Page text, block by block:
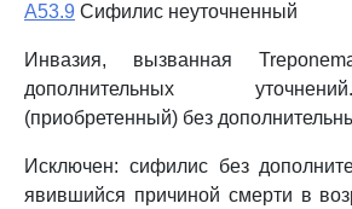
A53.9 Сифилис неуточненный
Инвазия, вызванная
дополнительных
(приобретенный) без
Исключен: сифилис без
явившийся причиной смерти в